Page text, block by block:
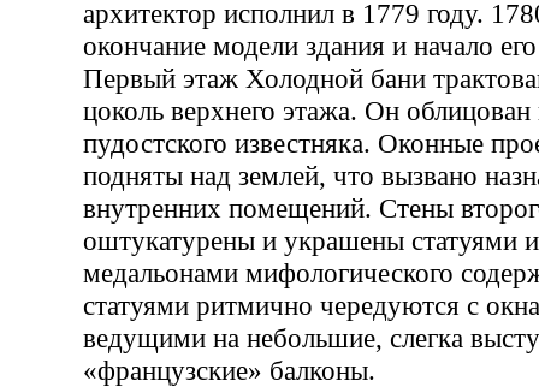
архитектор исполнил в 1779 году.
окончание модели здания и начало
Первый этаж Холодной бани
цоколь верхнего этажа. Он
пудостского известняка. Оконные
подняты над землей, что вызвано
внутренних помещений. Стены
оштукатурены и украшены статуями
медальонами мифологического
статуями ритмично чередуются с
ведущими на небольшие, слегка
«французские» балконы.